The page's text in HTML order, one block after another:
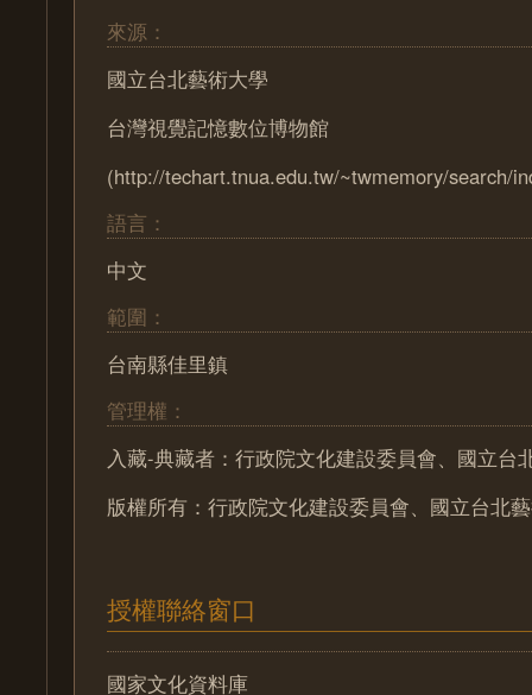
來源：
國立台北藝術大學
台灣視覺記憶數位博物館
(http://techart.tnua.edu.tw/~twmemory/search/
語言：
中文
範圍：
台南縣佳里鎮
管理權：
入藏-典藏者：行政院文化建設委員會、國立台
版權所有：行政院文化建設委員會、國立台北
授權聯絡窗口
國家文化資料庫